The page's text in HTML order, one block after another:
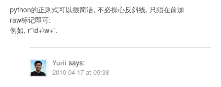
python的正则式可以很简洁, 不必操心反斜线, 只须在前加
raw标记即可:
例如, r”\d+\w+”.
Yurii says:
2010-04-17 at 09:38